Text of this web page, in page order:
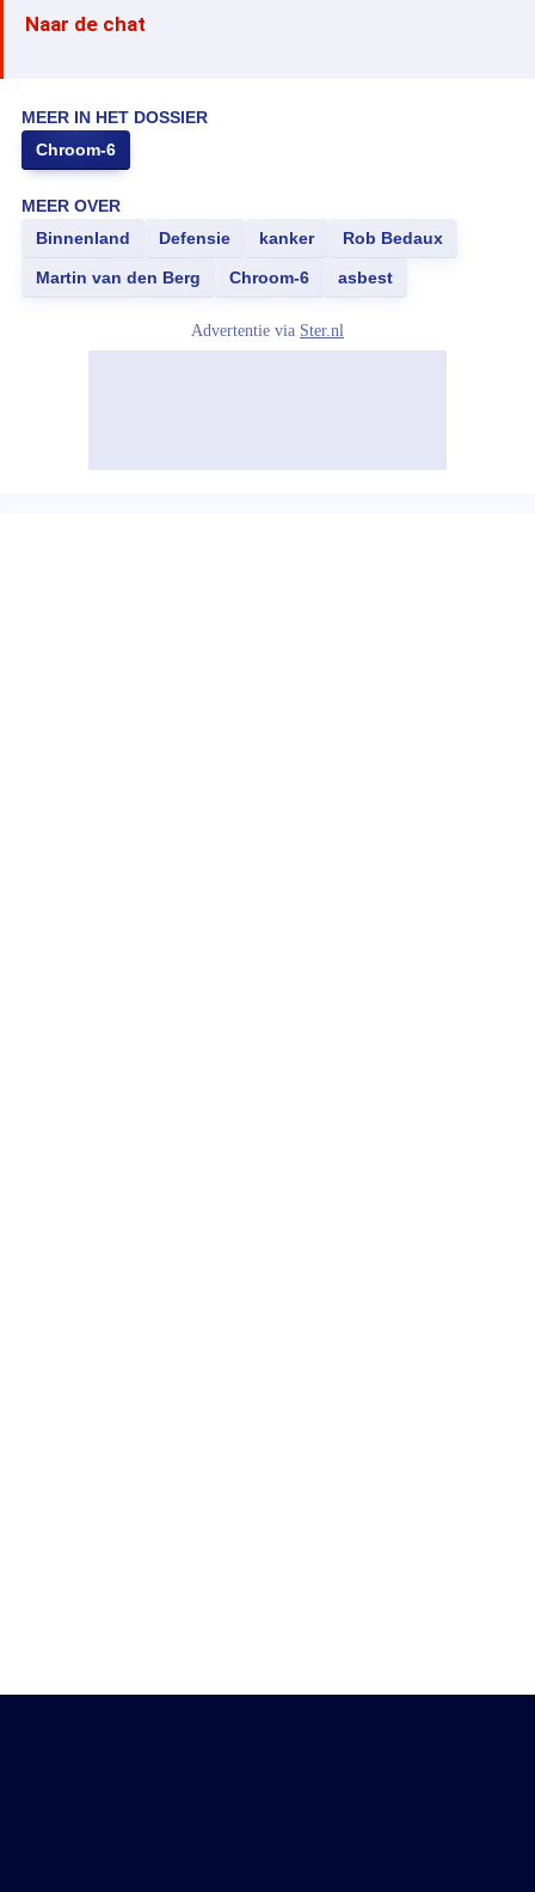
Naar de chat
MEER IN HET DOSSIER
Chroom-6
MEER OVER
Binnenland
Defensie kanker Rob Bedaux
Martin van den Berg Chroom-6 asbest
Advertentie via Ster.nl